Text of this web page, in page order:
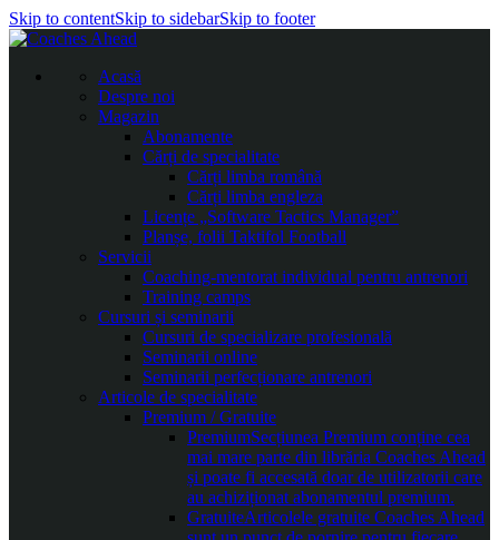
Skip to contentSkip to sidebarSkip to footer
Acasă
Despre noi
Magazin
Abonamente
Cărți de specialitate
Cărți limba română
Cărți limba engleza
Licențe „Software Tactics Manager”
Planșe, folii Taktifol Football
Servicii
Coaching-mentorat individual pentru antrenori
Training camps
Cursuri și seminarii
Cursuri de specializare profesională
Seminarii online
Seminarii perfecționare antrenori
Articole de specialitate
Premium / Gratuite
PremiumSecțiunea Premium conține cea
mai mare parte din librăria Coaches Ahead
și poate fi accesată doar de utilizatorii care
au achiziționat abonamentul premium.
GratuiteArticolele gratuite Coaches Ahead